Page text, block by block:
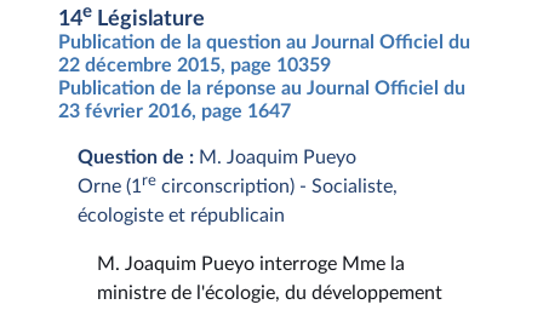
14e Législature
Publication de la question au Journal Officiel du
22 décembre 2015, page 10359
Publication de la réponse au Journal Officiel du
23 février 2016, page 1647
Question de : M. Joaquim Pueyo
Orne (1 re circonscription) - Socialiste,
écologiste et républicain
M. Joaquim Pueyo interroge Mme la
ministre de l'écologie, du développement